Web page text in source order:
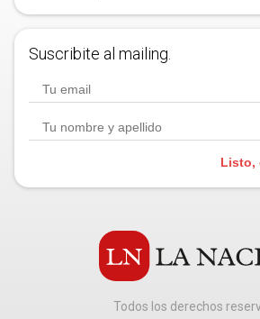
Suscribite al mailing.
Listo,
Todos los derechos